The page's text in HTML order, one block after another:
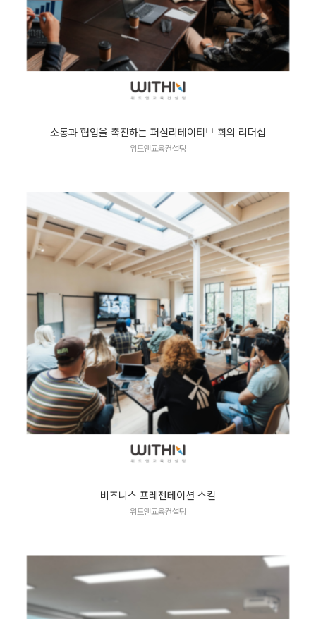
소통과 협업을 촉진하는 퍼실리테이티브 회의 리더십
위드앤교육컨설팅
비즈니스 프레젠테이션 스킬
위드앤교육컨설팅